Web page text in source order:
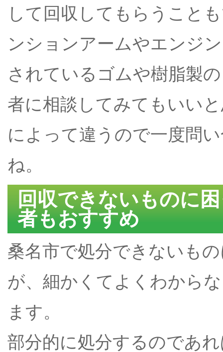
して回収してもらうこと
ンションアームやエンジ
されているゴムや樹脂製
者に相談してみてもいい
によって違うので一度問
ね。
回収できないものに
者もおすすめ
桑名市で処分できないも
が、細かくてよくわから
ます。
部分的に処分するのであ